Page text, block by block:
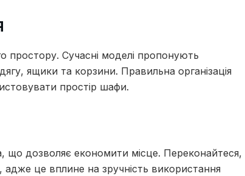
простору. Сучасні моделі пропонують
ящики та корзини. Правильна організація
простір шафи.
дозволяє економити місце. Переконайтеся,
це вплине на зручність використання